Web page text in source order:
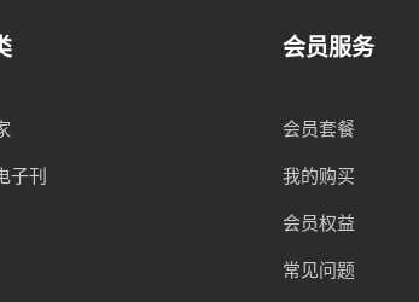
子刊
会员服务
会员套餐
我的购买
会员权益
常见问题